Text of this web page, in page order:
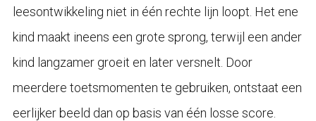
leesontwikkeling niet in één rechte lijn loopt. Het ene
kind maakt ineens een grote sprong, terwijl een ander
kind langzamer groeit en later versnelt. Door
meerdere toetsmomenten te gebruiken, ontstaat een
eerlijker beeld dan op basis van één losse score.